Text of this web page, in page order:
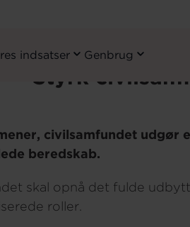
indsatser Genbrug
Styrk
civilsamfundet
beredskab.
skal opnå det fulde
roller.